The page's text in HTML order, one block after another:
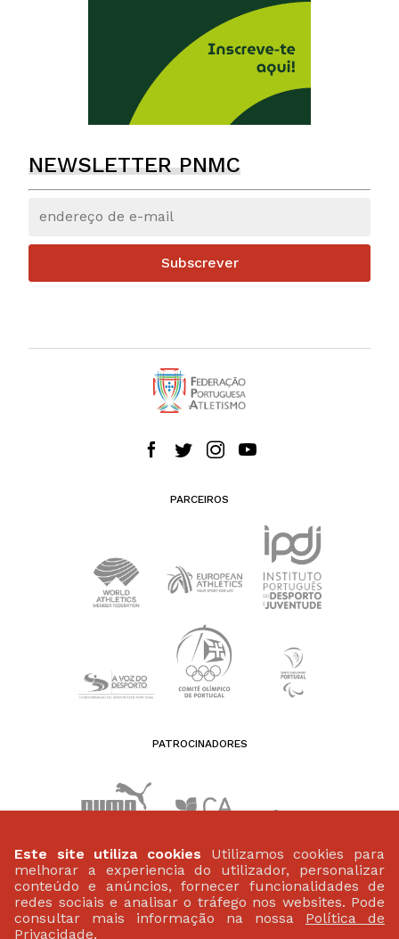
NEWSLETTER PNMC
Subscrever
PARCEIROS
PATROCINADORES
Este site utiliza cookies Utilizamos cookies para
melhorar a experiencia do utilizador, personalizar
conteúdo e anúncios, fornecer funcionalidades de
redes sociais e analisar o tráfego nos websites. Pode
consultar mais informação na nossa Política de
Privacidade.